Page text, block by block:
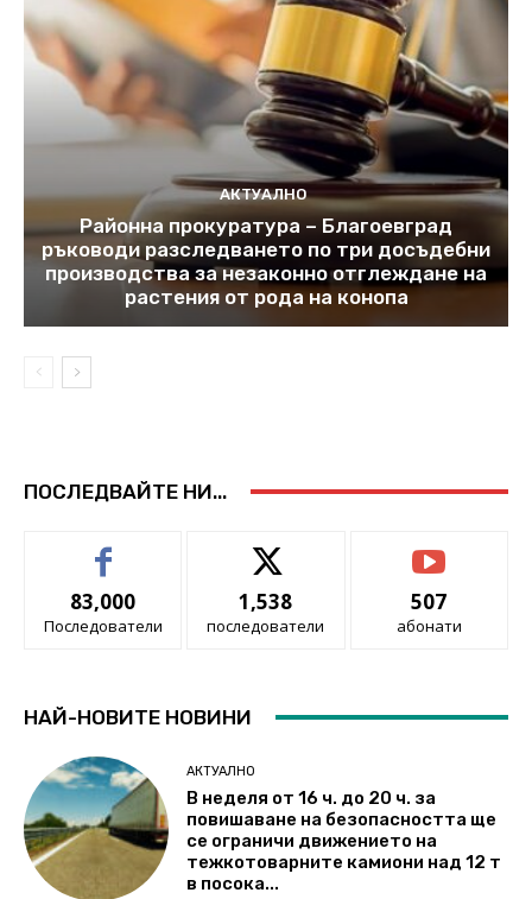
АКТУАЛНО
Районна прокуратура – Благоевград
ръководи разследването по три досъдебни
производства за незаконно отглеждане на
растения от рода на конопа
ПОСЛЕДВАЙТЕ НИ...
83,000
Последователи
1,538
последователи
507
абонати
НАЙ-НОВИТЕ НОВИНИ
АКТУАЛНО
В неделя от 16 ч. до 20 ч. за
повишаване на безопасността ще
се ограничи движението на
тежкотоварните камиони над 12 т
в посока...